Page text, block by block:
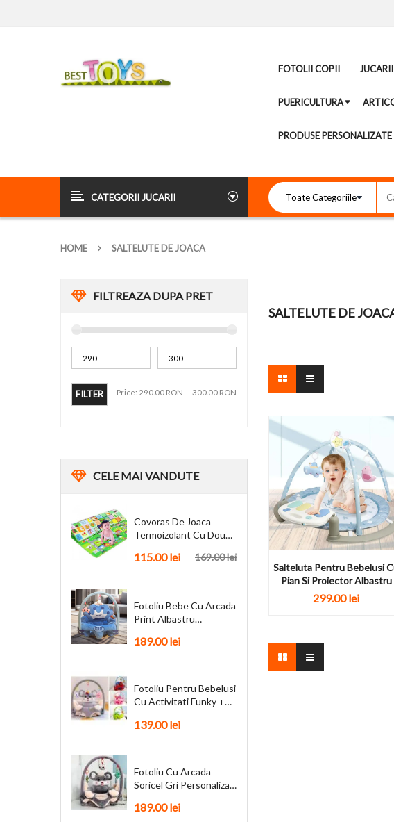
FOTOLII COPII
PUERICULTURA
PRODUSE PERSONALIZATE
CATEGORII JUCARII
HOME SALTELUTE DE JOACA
FILTREAZA DUPA PRET
FILTER Price: 290.00 RON —300.00 RON
CELEMAI VANDUTE
Covoras De Joaca
Termoizolant Cu Doua
169.00 lei
115.00 lei
Fotoliu Bebe Cu Arcada
Print Albastru
189.00 lei
Fotoliu Pentru Bebelusi
Cu Activitati Funky +
139.00 lei
Fotoliu Cu Arcada
Soricel Gri Personalizat
189.00 lei
SALTELUTE DE
Salteluta Pentru Bebelusi
Pian Si Proiector Albastru
299.00 lei